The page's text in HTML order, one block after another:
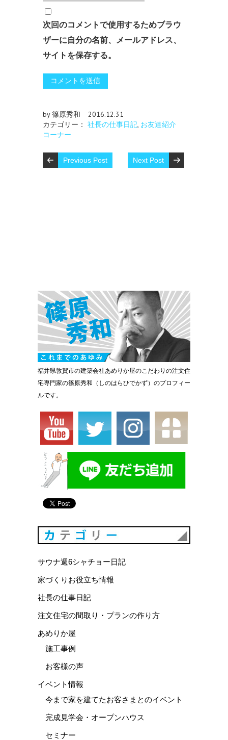
次回のコメントで使用するためブラウ
ザーに自分の名前、メールアドレス、
サイトを保存する。
by 篠原秀和
2016.12.31
カテゴリー： 社長の仕事日記, お友達紹介
コーナー
Previous Post Next Post
福井県敦賀市の建築会社あめりか屋のこだわりの注文住
宅専門家の篠原秀和（しのはらひでかず）のプロフィー
ルです。
サウナ週6シャチョー日記
家づくりお役立ち情報
社長の仕事日記
注文住宅の間取り・プランの作り方
あめりか屋
施工事例
お客様の声
イベント情報
今まで家を建てたお客さまとのイベント
完成見学会・オープンハウス
セミナー